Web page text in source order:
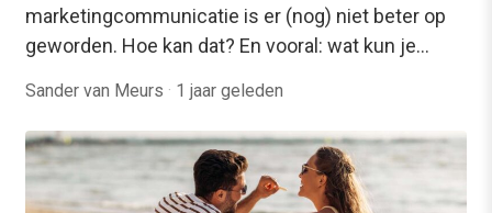
marketingcommunicatie is er (nog) niet beter op
geworden. Hoe kan dat? En vooral: wat kun je…
Sander van Meurs · 1 jaar geleden